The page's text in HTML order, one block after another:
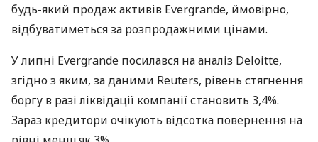
будь-який продаж активів Evergrande, ймовірно,
відбуватиметься за розпродажними цінами.
У липні Evergrande посилався на аналіз Deloitte,
згідно з яким, за даними Reuters, рівень стягнення
боргу в разі ліквідації компанії становить 3,4%.
Зараз кредитори очікують відсотка повернення на